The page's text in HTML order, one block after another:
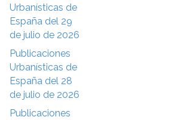
Urbanísticas de
España del 29
de julio de 2026
Publicaciones
Urbanísticas de
España del 28
de julio de 2026
Publicaciones